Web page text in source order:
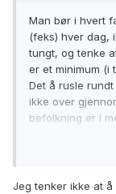
Man bør i hvert
(feks) hver dag,
tungt, og tenke
er et minimum (i
Det å rusle
ikke over
befolkning er i
rope hurra for
Jeg tenker ikke at